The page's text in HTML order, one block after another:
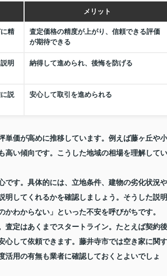
メリット
精
査定価格の精度が上がり、信頼できる評価
が期待できる
明
納得して進められ、後悔を防げる
説
安心して取引を進められる
単価が高めに推移しています。例えば藤ヶ丘や小
高い傾向です。こうした地域の相場を理解してい
です。具体的には、立地条件、建物の劣化状況や
明してくれるかを確認しましょう。そうした説明
わからない」といった不安を呼びがちです。
査定はあくまでスタートライン。たとえば契約後
心して依頼できます。藤井寺市では空き家に関す
用の有無も業者に確認しておくとよいでしょ